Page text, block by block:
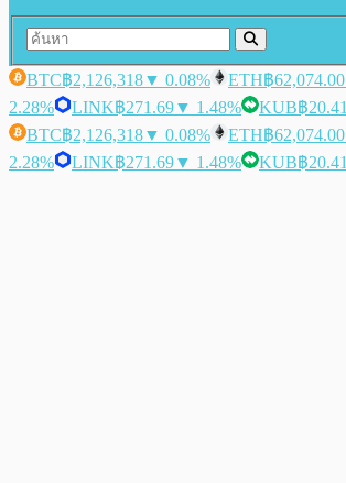
BTC฿2,126,318▼ 0.08% ETH฿62,074.00
2.28%
LINK฿271.69▼ 1.48% KUB฿20.41
BTC฿2,126,318▼ 0.08% ETH฿62,074.00
2.28%
LINK฿271.69▼ 1.48% KUB฿20.41